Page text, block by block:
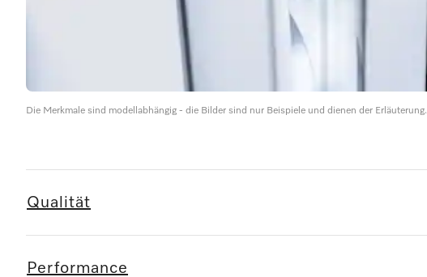
Die Merkmale sind modellabhängig - die Bilder sind nur Beispiele und dienen der Erläuterung.
Qualität
Performance